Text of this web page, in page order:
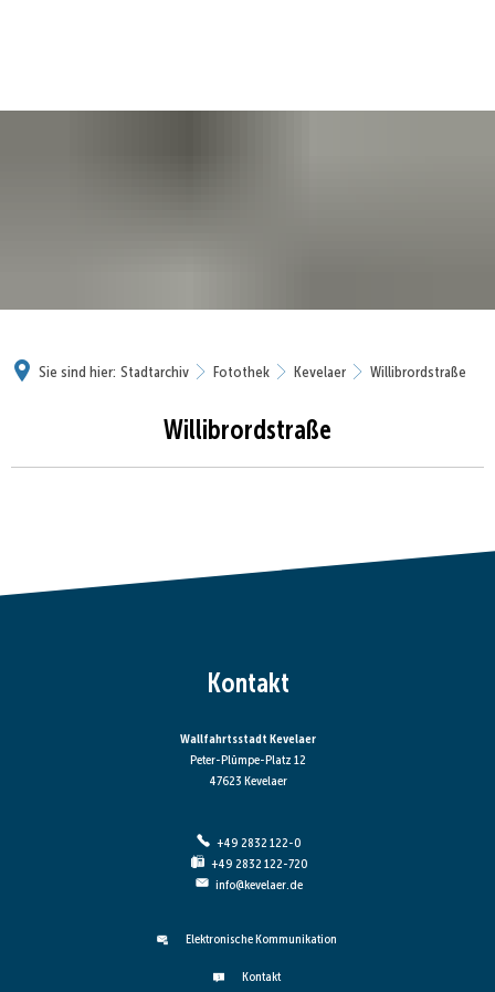
Sie sind hier: Stadtarchiv Fotothek Kevelaer Willibrordstraße
Willibrordstraße
Kontakt
Wallfahrtsstadt Kevelaer
Peter-Plümpe-Platz 12
47623 Kevelaer
+49 2832 122-0
+49 2832 122-720
info@kevelaer.de
Elektronische Kommunikation
Kontakt